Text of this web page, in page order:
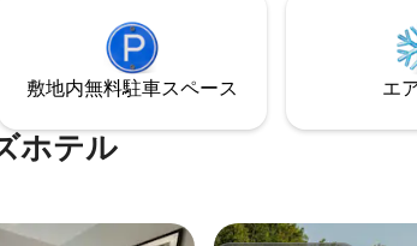
趣のあるタウンハウ
景色を眺めることが
ゴージャスな黄金の
うお部屋をお選びになる
します。ここには型どお
はありません。ゆっくり
し、しばらく滞在できる
た個別のお部屋だけです
敷地内無料駐⁠車ス⁠ペ⁠ー⁠ス エ
ホ⁠テ⁠ル